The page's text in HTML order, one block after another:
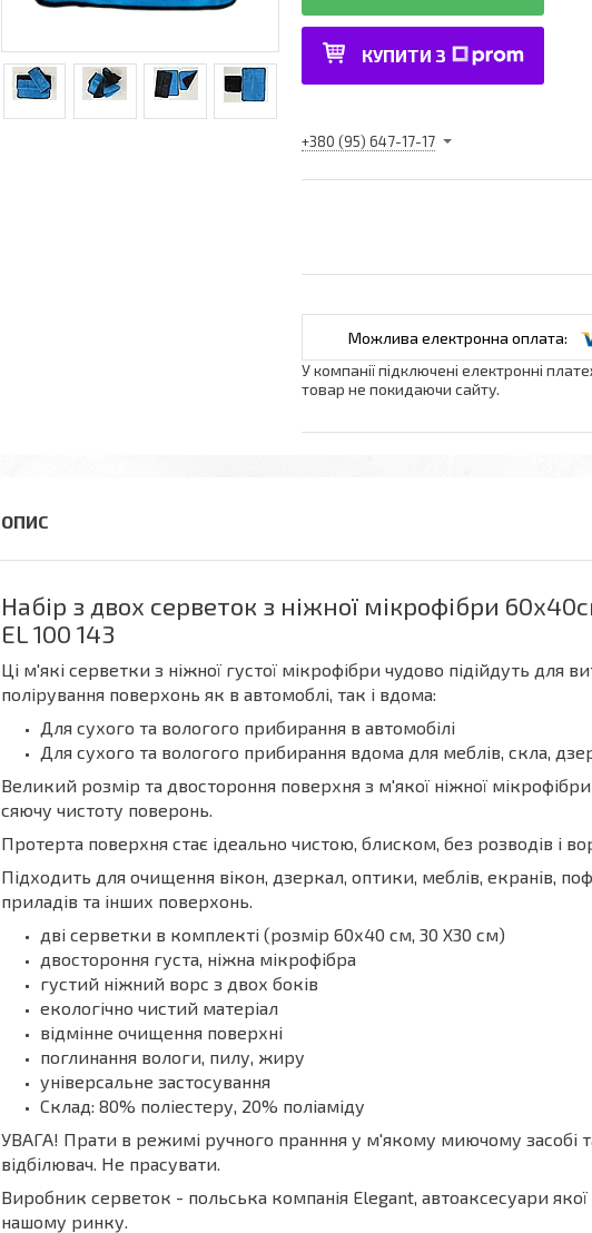
КУПИТИ З
+380 (95) 647-17-17
У компанії підключені електронні
товар не покидаючи сайту.
Набір з двох серветок з ніжної мікрофібри
EL 100 143
Ці м'які серветки з ніжної густої мікрофібри чудово підійдуть для
полірування поверхонь як в автомоблі, так і вдома:
Для сухого та вологого прибирання в автомобілі
Для сухого та вологого прибирання вдома для меблів, скла,
Великий розмір та двостороння поверхня з м'якої ніжної
сяючу чистоту поверонь.
Протерта поверхня стає ідеально чистою, блиском, без розводів і
Підходить для очищення вікон, дзеркал, оптики, меблів, екранів,
приладів та інших поверхонь.
дві серветки в комплекті (розмір 60х40 см, 30 Х30 см)
двостороння густа, ніжна мікрофібра
густий ніжний ворс з двох боків
екологічно чистий матеріал
відмінне очищення поверхні
поглинання вологи, пилу, жиру
універсальне застосування
Склад: 80% поліестеру, 20% поліаміду
УВАГА! Прати в режимі ручного пранння у м'якому миючому засобі
відбілювач. Не прасувати.
Виробник серветок - польська компанія Elegant, автоаксесуари
нашому ринку.